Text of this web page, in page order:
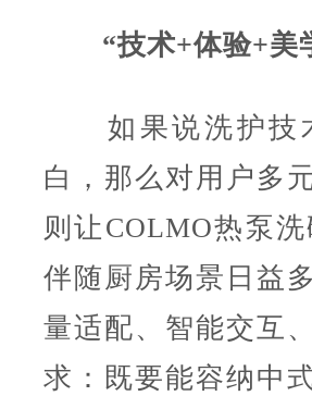
“技术+体验+美
如果说洗护技
白，那么对用户多
则让COLMO热泵
伴随厨房场景日益
量适配、智能交互
求：既要能容纳中